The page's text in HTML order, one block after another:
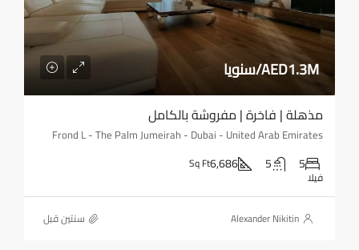
AED1.3M/سنويا
مذهلة | فاخرة | مفروشة بالكامل
Frond L - The Palm Jumeirah - Dubai - United Arab Emirates
5
5
6,686
Sq Ft
فيلا
Alexander Nikitin ‏سنتين قبل